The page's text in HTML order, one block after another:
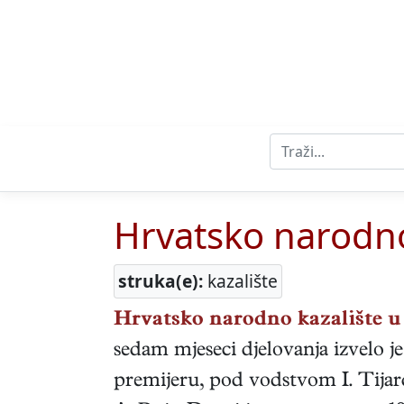
Hrvatsko
struka(e): kazalište
Hrvatsko narodno kazalište
sedam mjeseci djelovanja izvelo
premijeru, pod vodstvom I.